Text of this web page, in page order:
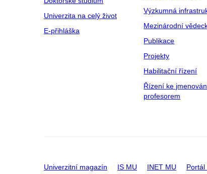
Univerzita na celý život
E-přihláška
Výzkumná
Mezinárodní
Publikace
Projekty
Habilitační řízení
Řízení ke
profesorem
Univerzitní magazín IS MU INET MU Portál